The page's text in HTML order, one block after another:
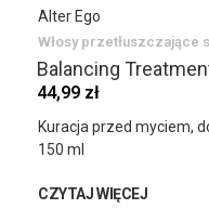
Alter Ego
Włosy przetłuszczające
Balancing
44,99 zł
Kuracja przed myciem,
150 ml
CZYTAJ WIĘCEJ